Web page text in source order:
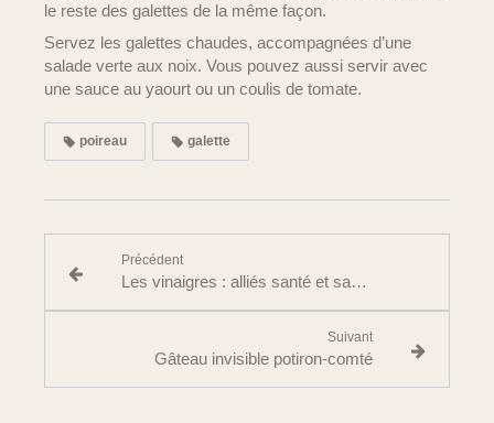
le reste des galettes de la même façon.
Servez les galettes chaudes, accompagnées d’une
salade verte aux noix. Vous pouvez aussi servir avec
une sauce au yaourt ou un coulis de tomate.
poireau galette
Précédent
Les vinaigres : alliés santé et saveurs du quotidien
Suivant
Gâteau invisible potiron-comté